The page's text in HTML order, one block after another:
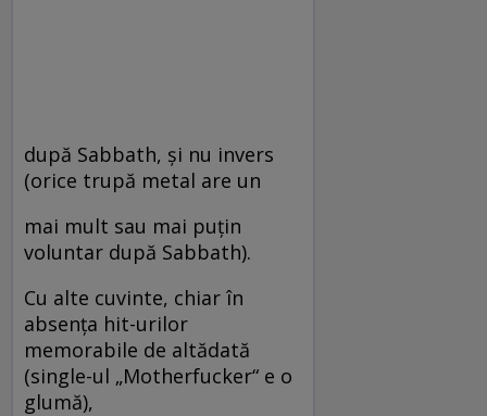
după Sabbath, şi nu invers
(orice trupă metal are un
mai mult sau mai puţin
voluntar după Sabbath).
Cu alte cuvinte, chiar în
absenţa hit-urilor
memorabile de altădată
(single-ul „Motherfucker“ e o
glumă),